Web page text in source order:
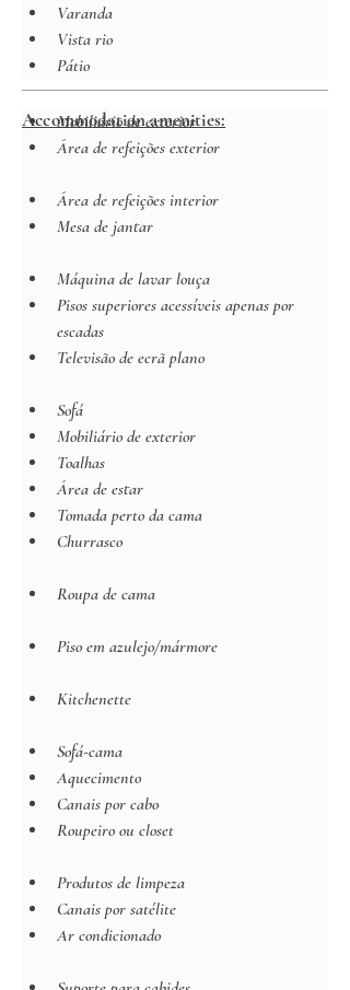
Varanda
Vista rio
Pátio
Mobiliário de exterior
Área de refeições exterior
Área de refeições interior
Mesa de jantar
Máquina de lavar louça
Pisos superiores acessíveis apenas por
escadas
Televisão de ecrã plano
Sofá
Mobiliário de exterior
Toalhas
Área de estar
Tomada perto da cama
Churrasco
Roupa de cama
Piso em azulejo/mármore
Kitchenette
Sofá-cama
Aquecimento
Canais por cabo
Roupeiro ou closet
Produtos de limpeza
Canais por satélite
Ar condicionado
Accommodation amenities: